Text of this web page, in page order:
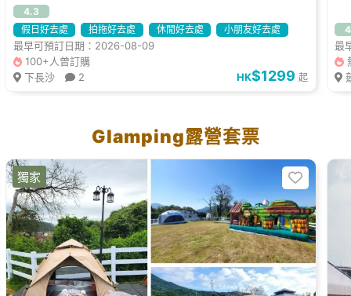
4.3
假日好去處
拍拖好去處 休閒好去處
小朋友好去處
可帶寵物
最早可預訂日期：2026-08-09
100+人曾訂購
下長沙
2 HK$1299 起
最
Glamping露營套票
獨家